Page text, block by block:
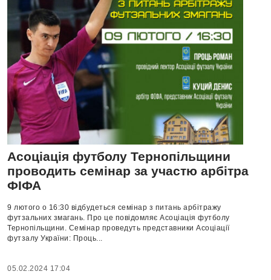
Асоціація футболу Тернопільщини
проводить семінар за участю арбітра
ФІФА
9 лютого о 16:30 відбудеться семінар з питань арбітражу
футзальних змагань. Про це повідомляє Асоціація футболу
Тернопільщини. Семінар проведуть представники Асоціації
футзалу України: Проць...
05.02.2024 17:04